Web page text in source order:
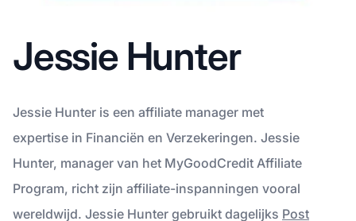
Jessie Hunter
Jessie Hunter is een affiliate manager met
expertise in Financiën en Verzekeringen. Jessie
Hunter, manager van het MyGoodCredit Affiliate
Program, richt zijn affiliate-inspanningen vooral
wereldwijd. Jessie Hunter gebruikt dagelijks Post